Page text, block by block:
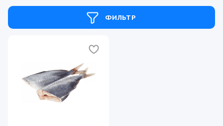
ФИЛЬТР